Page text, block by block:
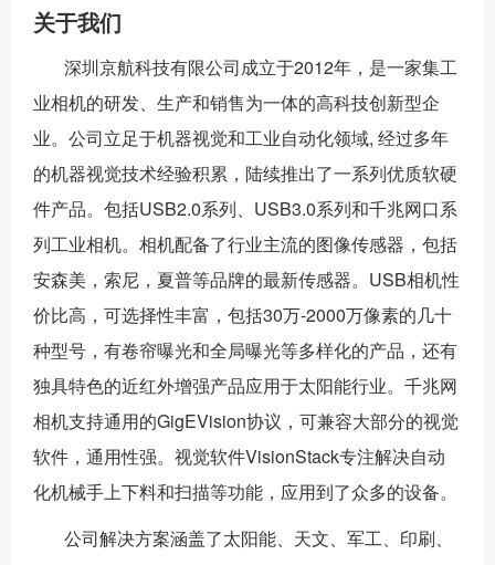
关于我们
深圳京航科技有限公司成立于2012年，是一家集工
业相机的研发、生产和销售为一体的高科技创新型企
业。公司立足于机器视觉和工业自动化领域, 经过多年
的机器视觉技术经验积累，陆续推出了一系列优质软硬
件产品。包括USB2.0系列、USB3.0系列和千兆网口系
列工业相机。相机配备了行业主流的图像传感器，包括
安森美，索尼，夏普等品牌的最新传感器。USB相机性
价比高，可选择性丰富，包括30万-2000万像素的几十
种型号，有卷帘曝光和全局曝光等多样化的产品，还有
独具特色的近红外增强产品应用于太阳能行业。千兆网
相机支持通用的GigEVision协议，可兼容大部分的视觉
软件，通用性强。视觉软件VisionStack专注解决自动
化机械手上下料和扫描等功能，应用到了众多的设备。
公司解决方案涵盖了太阳能、天文、军工、印刷、